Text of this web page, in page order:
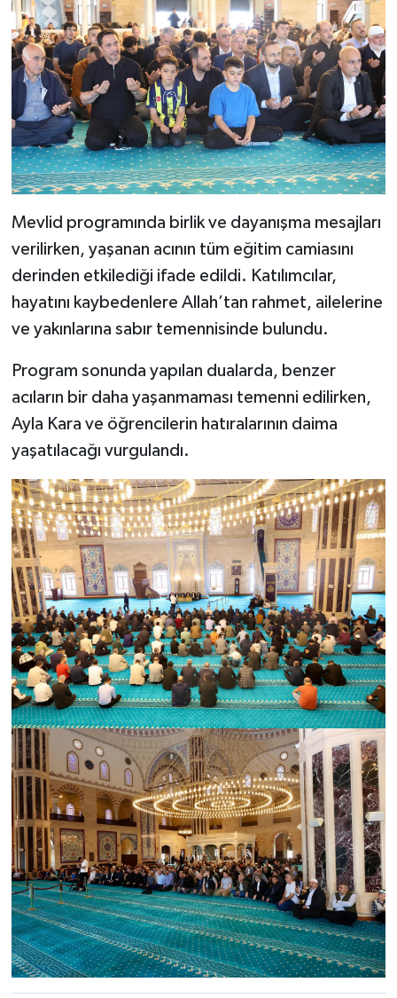
Mevlid programında birlik ve dayanışma mesajları
verilirken, yaşanan acının tüm eğitim camiasını
derinden etkilediği ifade edildi. Katılımcılar,
hayatını kaybedenlere Allah’tan rahmet, ailelerine
ve yakınlarına sabır temennisinde bulundu.
Program sonunda yapılan dualarda, benzer
acıların bir daha yaşanmaması temenni edilirken,
Ayla Kara ve öğrencilerin hatıralarının daima
yaşatılacağı vurgulandı.